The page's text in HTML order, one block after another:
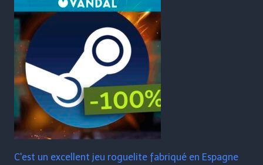
C'est un excellent jeu roguelite fabriqué en Espagne